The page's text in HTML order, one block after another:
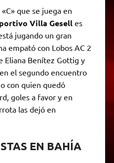
que se juega en
Villa Gesell es
jugando un gran
empató con Lobos AC 2
Eliana Benítez Gottig y
el segundo encuentro
con quien quedó
goles a favor y en
las dejó en
EN BAHÍA